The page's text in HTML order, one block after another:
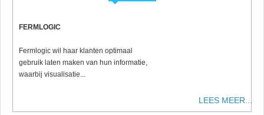
FERMLOGIC
Fermlogic wil haar klanten optimaal
gebruik laten maken van hun informatie,
waarbij visualisatie...
LEES MEER...